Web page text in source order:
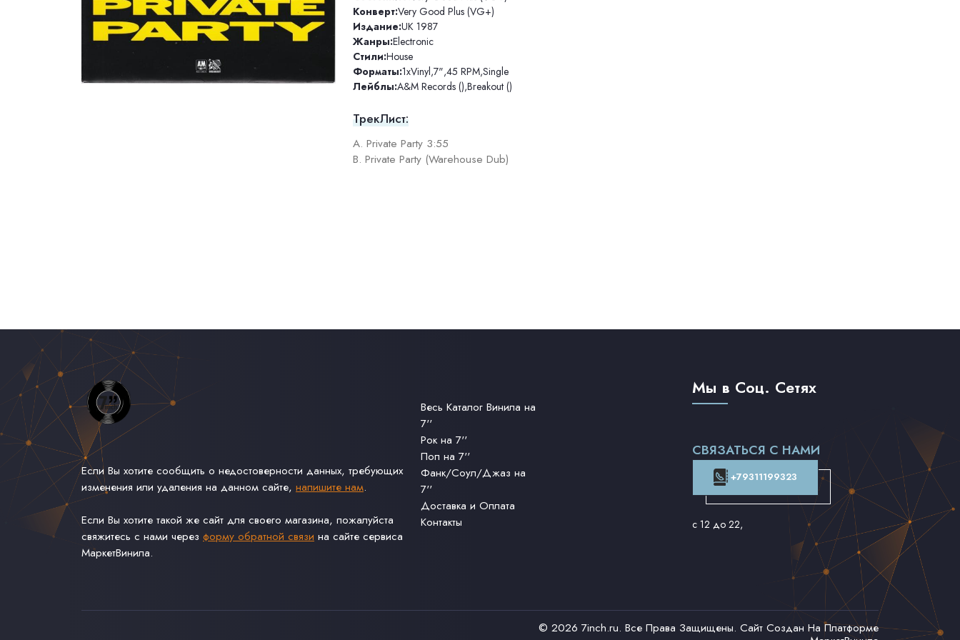
Конверт:Very Good Plus (VG+)
Издание:UK 1987
Жанры:Electronic
Стили:House
Форматы:1xVinyl,7",45 RPM,Single
Лейблы:A&M Records (),Breakout ()
ТрекЛист:
A. Private Party 3:55
B. Private Party (Warehouse Dub)
Если Вы хотите сообщить о недостоверности данных, требующих
изменения или удаления на данном сайте, напишите нам.
Если Вы хотите такой же сайт для своего магазина, пожалуйста
свяжитесь с нами через форму обратной связи на сайте сервиса
МаркетВинила.
Весь Каталог Винила на
7''
Рок на 7''
Поп на 7''
Фанк/Соул/Джаз на
7''
Доставка и Оплата
Контакты
Мы в Соц. Сетях
СВЯЗАТЬСЯ С НАМИ
+79311199323
с 12 до 22,
© 2026 7inch.ru. Все Права Защищены. Сайт Создан На Платформе